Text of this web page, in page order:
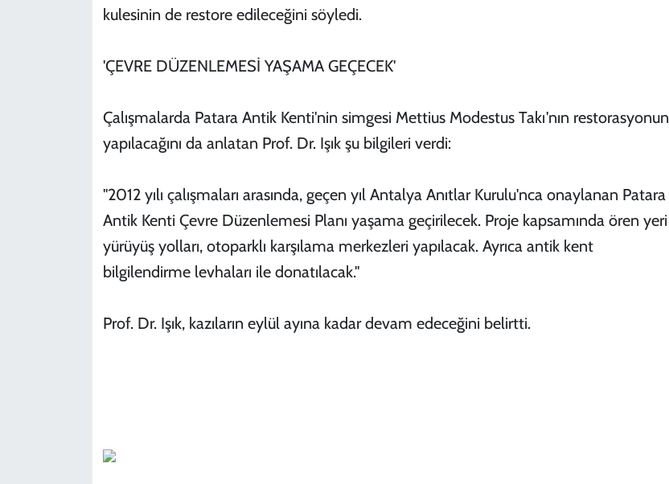
kulesinin de restore edileceğini söyledi.
'ÇEVRE DÜZENLEMESİ YAŞAMA GEÇECEK'
Çalışmalarda Patara Antik Kenti'nin simgesi Mettius Modestus Takı'nın restorasyonun
yapılacağını da anlatan Prof. Dr. Işık şu bilgileri verdi:
"2012 yılı çalışmaları arasında, geçen yıl Antalya Anıtlar Kurulu'nca onaylanan Patara
Antik Kenti Çevre Düzenlemesi Planı yaşama geçirilecek. Proje kapsamında ören yeri
yürüyüş yolları, otoparklı karşılama merkezleri yapılacak. Ayrıca antik kent
bilgilendirme levhaları ile donatılacak."
Prof. Dr. Işık, kazıların eylül ayına kadar devam edeceğini belirtti.